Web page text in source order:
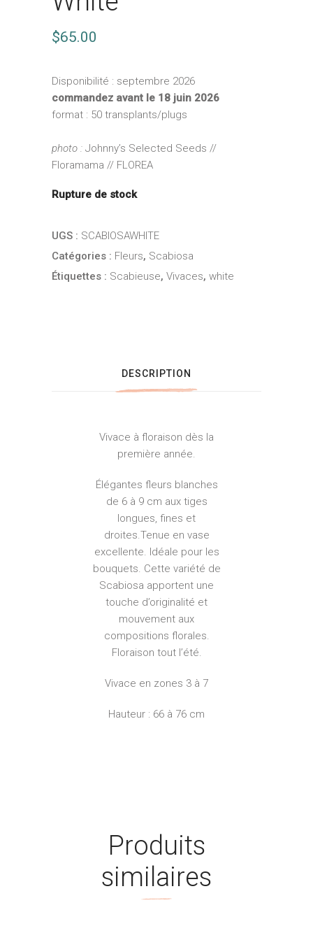
$65.00
Disponibilité : septembre 2026
commandez avant le 18 juin 2026
format : 50 transplants/plugs
photo : Johnny’s Selected Seeds //
Floramama // FLOREA
Rupture de stock
UGS : SCABIOSAWHITE
Catégories : Fleurs, Scabiosa
Étiquettes : Scabieuse, Vivaces, white
DESCRIPTION
Vivace à floraison dès la
première année.
Élégantes fleurs blanches
de 6 à 9 cm aux tiges
longues, fines et
droites.Tenue en vase
excellente. Idéale pour les
bouquets. Cette variété de
Scabiosa apportent une
touche d’originalité et
mouvement aux
compositions florales.
Floraison tout l’été.
Vivace en zones 3 à 7
Hauteur : 66 à 76 cm
Produits
similaires